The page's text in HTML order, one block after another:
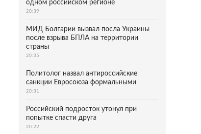
одном российском регионе
20:39
МИД Болгарии вызвал посла Украины
после взрыва БПЛА на территории
страны
20:35
Политолог назвал антироссийские
санкции Евросоюза формальными
20:31
Российский подросток утонул при
попытке спасти друга
20:22